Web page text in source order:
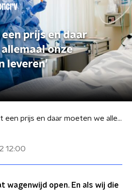
prijs en daar
onze
leveren'
'Zorg heeft een prijs en daar moeten we allemaal onze bijdrage aan leveren'
12:00
wagenwijd open. En als wij die